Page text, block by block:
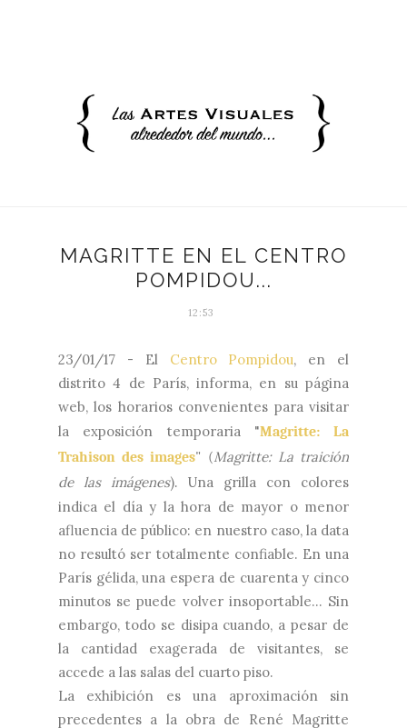
MAGRITTE EN EL CENTRO
POMPIDOU...
12:53
23/01/17 - El Centro Pompidou, en el
distrito 4 de París, informa, en su página
web, los horarios convenientes para visitar
la exposición temporaria "Magritte: La
Trahison des images" (Magritte: La traición
de las imágenes). Una grilla con colores
indica el día y la hora de mayor o menor
afluencia de público: en nuestro caso, la data
no resultó ser totalmente confiable. En una
París gélida, una espera de cuarenta y cinco
minutos se puede volver insoportable... Sin
embargo, todo se disipa cuando, a pesar de
la cantidad exagerada de visitantes, se
accede a las salas del cuarto piso.
La exhibición es una aproximación sin
precedentes a la obra de René Magritte